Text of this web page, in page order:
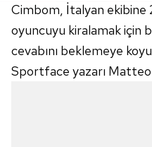
Cimbom, İtalyan ekibine
oyuncuyu kiralamak için
cevabını beklemeye
Sportface yazarı